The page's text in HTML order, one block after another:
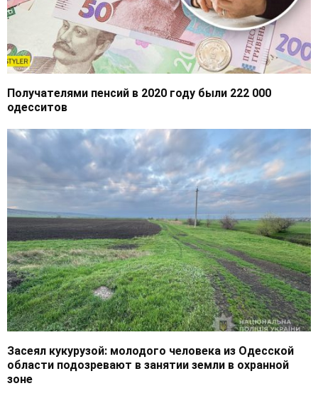
Получателями пенсий в 2020 году были 222 000
одесситов
Засеял кукурузой: молодого человека из Одесской
области подозревают в занятии земли в охранной
зоне